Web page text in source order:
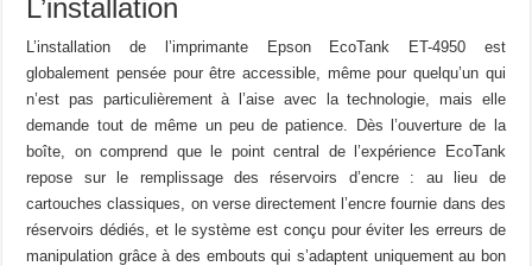
L’installation
L’installation de l’imprimante Epson EcoTank ET-4950 est
globalement pensée pour être accessible, même pour quelqu’un qui
n’est pas particulièrement à l’aise avec la technologie, mais elle
demande tout de même un peu de patience. Dès l’ouverture de la
boîte, on comprend que le point central de l’expérience EcoTank
repose sur le remplissage des réservoirs d’encre : au lieu de
cartouches classiques, on verse directement l’encre fournie dans des
réservoirs dédiés, et le système est conçu pour éviter les erreurs de
manipulation grâce à des embouts qui s’adaptent uniquement au bon